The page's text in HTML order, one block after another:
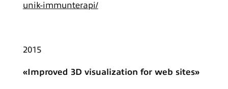
unik-immunterapi/
2015
«Improved 3D visualization for web sites»